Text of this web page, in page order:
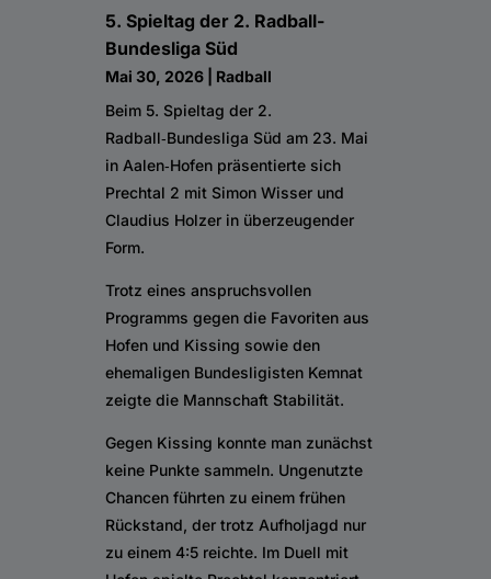
5. Spieltag der 2. Radball-
Bundesliga Süd
Mai 30, 2026
Radball
Beim 5. Spieltag der 2.
Radball‑Bundesliga Süd am 23. Mai
in Aalen‑Hofen präsentierte sich
Prechtal 2 mit Simon Wisser und
Claudius Holzer in überzeugender
Form.
Trotz eines anspruchsvollen
Programms gegen die Favoriten aus
Hofen und Kissing sowie den
ehemaligen Bundesligisten Kemnat
zeigte die Mannschaft Stabilität.
Gegen Kissing konnte man zunächst
keine Punkte sammeln. Ungenutzte
Chancen führten zu einem frühen
Rückstand, der trotz Aufholjagd nur
zu einem 4:5 reichte. Im Duell mit